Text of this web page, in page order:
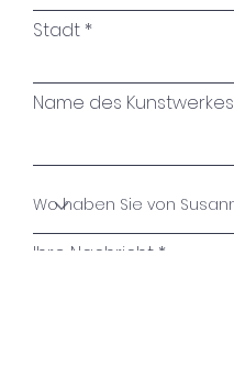
Stadt
Name des Kunstwerkes
Ihre Nachricht